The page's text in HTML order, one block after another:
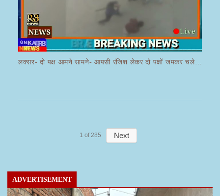
लक्सर- दो पक्ष आमने सामने- आपसी रंजिश लेकर दो पक्षों जमकर चले लाठी डंडे का वीडियो जमकर हो रहा वायरल
1 of 285 Next
ADVERTISEMENT